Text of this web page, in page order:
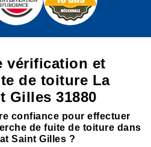
vérification et
de toiture La
Gilles 31880
confiance pour effectuer
de fuite de toiture dans
Saint Gilles ?